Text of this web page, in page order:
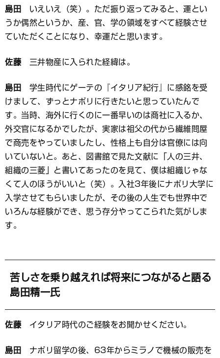
島田
いえいえ（笑）。ただ振り返ってみると、運とい
うか偶然というか、産、官、学の領域をすべて経験させ
ていただくことになり、幸運だと思います。
佐藤三井物産に入られた経緯は。
島田
学生時代にゲーテの『イタリア紀行』に感銘を受
けまして、ずっとナポリに行きたいと思っていたんで
す。当時、海外に行くのに一番早いのは商社に入るか、
外交官になるかでしたが、実家は祖父の代から繊維問屋
で商売をやっていましたし、性格上も自分は官僚には向
いていないと。あと、図書館で見た文献に「人の三井、
組織の三菱」と書いてあったのを見て、僕は組織じゃな
くて人のほうがいいと（笑）。入社3年後にナポリ大学に
入学させてもらいましたが、その後の人生でも世界中で
いろんな経験ができ、思う存分やってこられた気がしま
す。
苦しさを乗り越えれば将来につながると語る
島田精一氏
佐藤イタリア時代のご経験をお聞かせください。
島田
ナポリ留学の後、63年からミラノで機械の販売を